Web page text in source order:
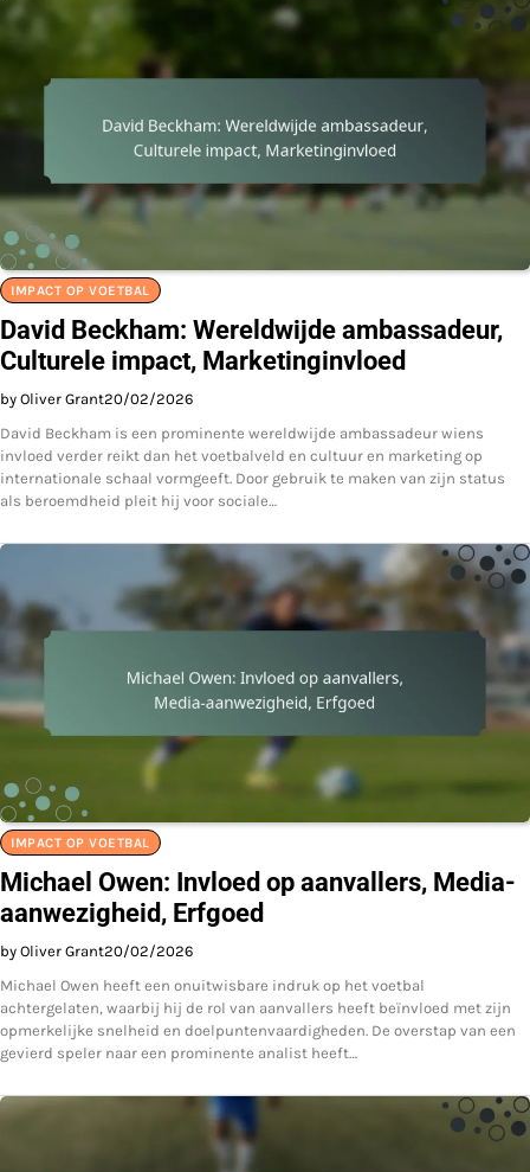
IMPACT OP VOETBAL
David Beckham: Wereldwijde ambassadeur,
Culturele impact, Marketinginvloed
by Oliver Grant20/02/2026
David Beckham is een prominente wereldwijde ambassadeur wiens
invloed verder reikt dan het voetbalveld en cultuur en marketing op
internationale schaal vormgeeft. Door gebruik te maken van zijn status
als beroemdheid pleit hij voor sociale…
IMPACT OP VOETBAL
Michael Owen: Invloed op aanvallers, Media-
aanwezigheid, Erfgoed
by Oliver Grant20/02/2026
Michael Owen heeft een onuitwisbare indruk op het voetbal
achtergelaten, waarbij hij de rol van aanvallers heeft beïnvloed met zijn
opmerkelijke snelheid en doelpuntenvaardigheden. De overstap van een
gevierd speler naar een prominente analist heeft…